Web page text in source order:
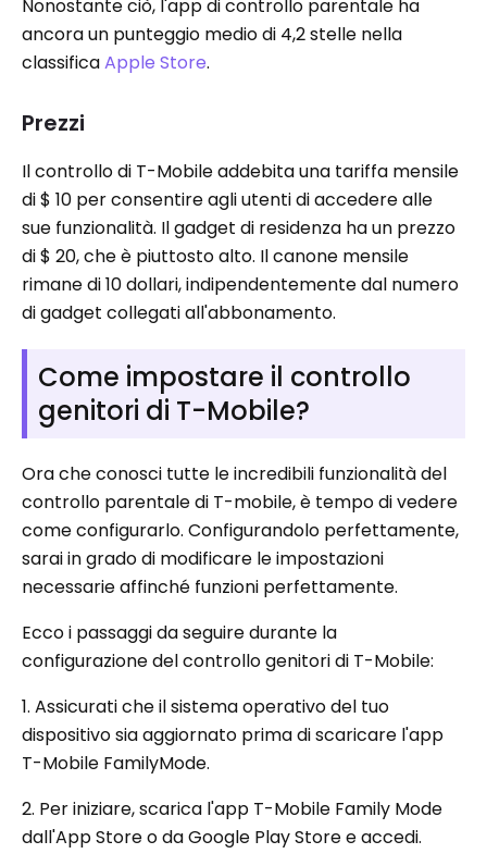
Nonostante ciò, l'app di controllo parentale ha
ancora un punteggio medio di 4,2 stelle nella
classificaApple Store.
Prezzi
Il controllo di T-Mobile addebita una tariffa mensile
di $ 10 per consentire agli utenti di accedere alle
sue funzionalità. Il gadget di residenza ha un prezzo
di $ 20, che è piuttosto alto. Il canone mensile
rimane di 10 dollari, indipendentemente dal numero
di gadget collegati all'abbonamento.
Come impostare il controllo
genitori di T-Mobile?
Ora che conosci tutte le incredibili funzionalità del
controllo parentale di T-mobile, è tempo di vedere
come configurarlo. Configurandolo perfettamente,
sarai in grado di modificare le impostazioni
necessarie affinché funzioni perfettamente.
Ecco i passaggi da seguire durante la
configurazione del controllo genitori di T-Mobile:
1. Assicurati che il sistema operativo del tuo
dispositivo sia aggiornato prima di scaricare l'app
T-Mobile FamilyMode.
2. Per iniziare, scarica l'app T-Mobile Family Mode
dall'App Store o da Google Play Store e accedi.